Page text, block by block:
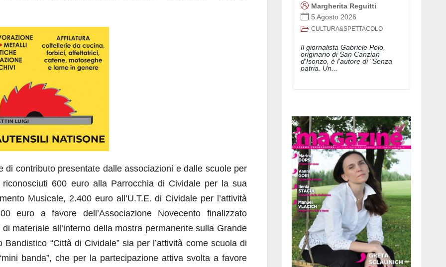
di contributo presentate dalle associazioni e dalle scuole per
riconosciuti 600 euro alla Parrocchia di Cividale per la sua
Musicale, 2.400 euro all’U.T.E. di Cividale per l’attività
euro a favore dell’Associazione Novecento finalizzato
materiale all’interno della mostra permanente sulla Grande
“Città di Cividale” sia per l’attività come scuola di
banda”, che per la partecipazione attiva svolta a favore
Margherita Reguitti
5 Agosto 2026
CULTURA&SPETTACOLO
Il giornalista Gabriele Polo,
originario di San Canzian
d'Isonzo, è l'autore di "Senza
patria. Un...